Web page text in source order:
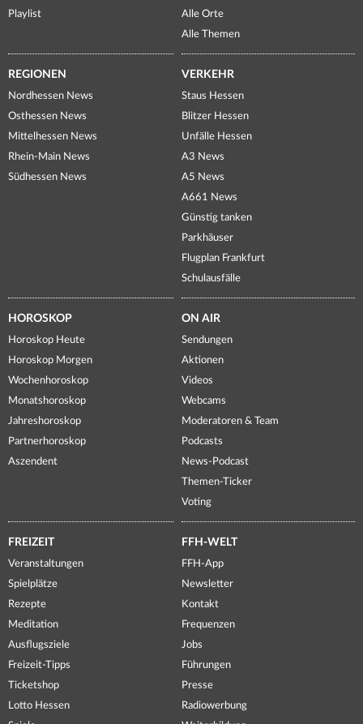
Playlist
Alle Orte
Alle Themen
REGIONEN
Nordhessen News
Osthessen News
Mittelhessen News
Rhein-Main News
Südhessen News
VERKEHR
Staus Hessen
Blitzer Hessen
Unfälle Hessen
A3 News
A5 News
A661 News
Günstig tanken
Parkhäuser
Flugplan Frankfurt
Schulausfälle
HOROSKOP
Horoskop Heute
Horoskop Morgen
Wochenhoroskop
Monatshoroskop
Jahreshoroskop
Partnerhoroskop
Aszendent
ON AIR
Sendungen
Aktionen
Videos
Webcams
Moderatoren & Team
Podcasts
News-Podcast
Themen-Ticker
Voting
FREIZEIT
Veranstaltungen
Spielplätze
Rezepte
Meditation
Ausflugsziele
Freizeit-Tipps
Ticketshop
Lotto Hessen
FFH-WELT
FFH-App
Newsletter
Kontakt
Frequenzen
Jobs
Führungen
Presse
Radiowerbung